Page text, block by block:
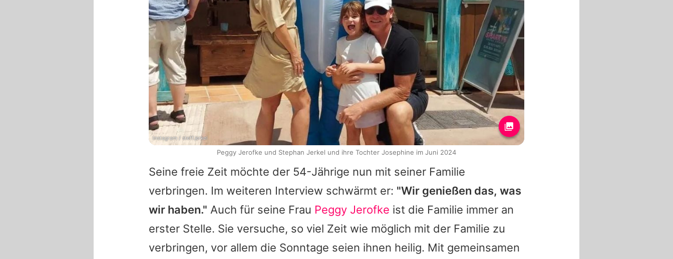
Seine freie Zeit möchte der 54-Jährige nun mit seiner Familie
verbringen. Im weiteren Interview schwärmt er: "Wir genießen das, was
wir haben." Auch für seine Frau Peggy Jerofke ist die Familie immer an
erster Stelle. Sie versuche, so viel Zeit wie möglich mit der Familie zu
verbringen, vor allem die Sonntage seien ihnen heilig. Mit gemeinsamen
Instagram / steff.jerkel
Peggy Jerofke und Stephan Jerkel und ihre Tochter Josephine im Juni 2024